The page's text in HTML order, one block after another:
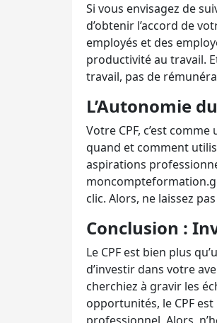
Si vous envisagez de
d’obtenir l’accord de
employés et des
productivité au travail.
travail, pas de
L’Autonomie
Votre CPF, c’est
quand et comment
aspirations
clic. Alors, ne laissez
Conclusion :
Le CPF est bien plus
d’investir dans votre
cherchiez à gravir les
opportunités, le CPF